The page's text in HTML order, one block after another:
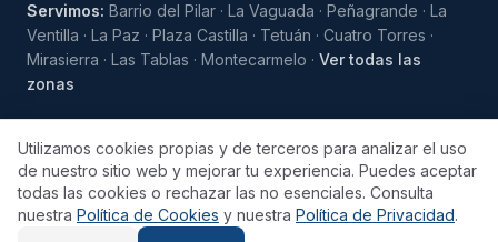
Servimos: Barrio del Pilar · La Vaguada · Peñagrande · La
Ventilla · La Paz · Plaza Castilla · Tetuán · Cuatro Torres ·
Mirasierra · Las Tablas · Montecarmelo · Ver todas las
zonas
©2026 IMPULSE ENGLISH ACADEMY. TODOS LOS
DERECHOS RESERVADOS.
AVISO LEGALPOLÍTICA DE PRIVACIDAD
POLÍTICA DE COOKIES
Utilizamos cookies propias y de terceros para analizar el uso
de nuestro sitio web y mejorar tu experiencia. Puedes aceptar
todas las cookies o rechazar las no esenciales. Consulta
nuestra Política de Cookies y nuestra Política de Privacidad.